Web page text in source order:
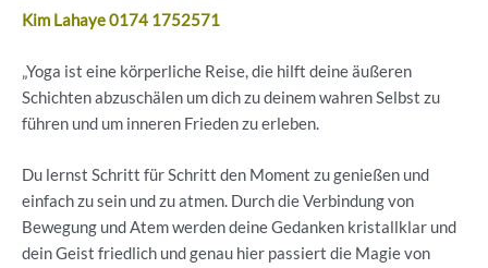
Kim Lahaye 0174 1752571
„Yoga ist eine körperliche Reise, die hilft deine äußeren
Schichten abzuschälen um dich zu deinem wahren Selbst zu
führen und um inneren Frieden zu erleben.
Du lernst Schritt für Schritt den Moment zu genießen und
einfach zu sein und zu atmen. Durch die Verbindung von
Bewegung und Atem werden deine Gedanken kristallklar und
dein Geist friedlich und genau hier passiert die Magie von